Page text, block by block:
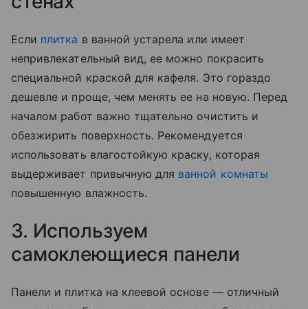
Если плитка в ванной устарела или имеет
непривлекательный вид, ее можно покрасить
специальной краской для кафеля. Это гораздо
дешевле и проще, чем менять ее на новую. Перед
началом работ важно тщательно очистить и
обезжирить поверхность. Рекомендуется
использовать влагостойкую краску, которая
выдерживает привычную для ванной комнаты
повышенную влажность.
3. Используем
самоклеющиеся панели
Панели и плитка на клеевой основе — отличный